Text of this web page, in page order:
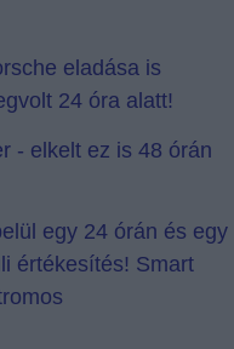
eladása is
24 óra alatt!
- elkelt ez is 48 órán
egy 24 órán és egy
értékesítés! Smart